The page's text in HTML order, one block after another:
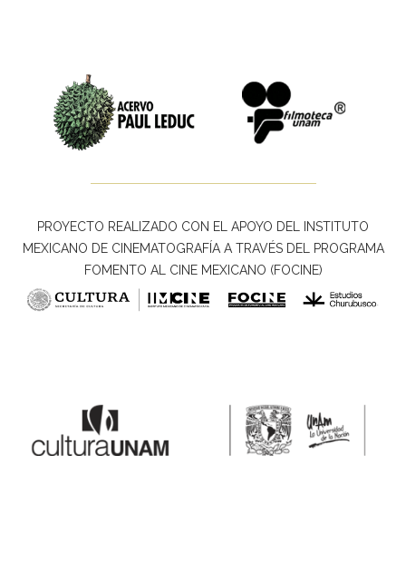
PROYECTO REALIZADO CON EL APOYO DEL INSTITUTO
MEXICANO DE CINEMATOGRAFÍA A TRAVÉS DEL PROGRAMA
FOMENTO AL CINE MEXICANO (FOCINE)